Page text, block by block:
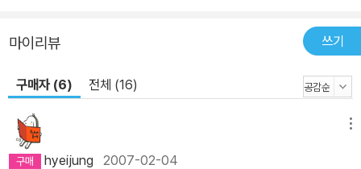
마이리뷰 쓰기
구매자 (6) 전체 (16)
hyeijung 2007-02-04